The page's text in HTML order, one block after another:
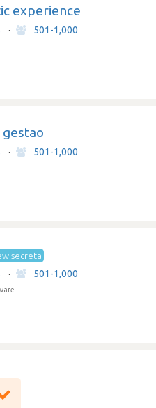
experience
· 501-1,000
gestao
· 501-1,000
secreta
· 501-1,000